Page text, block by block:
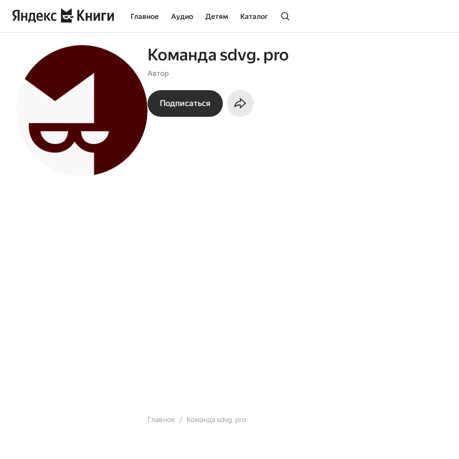
Главное Аудио Детям Каталог
Команда sdvg. pro
Автор
Подписаться
Главное Команда sdvg. pro